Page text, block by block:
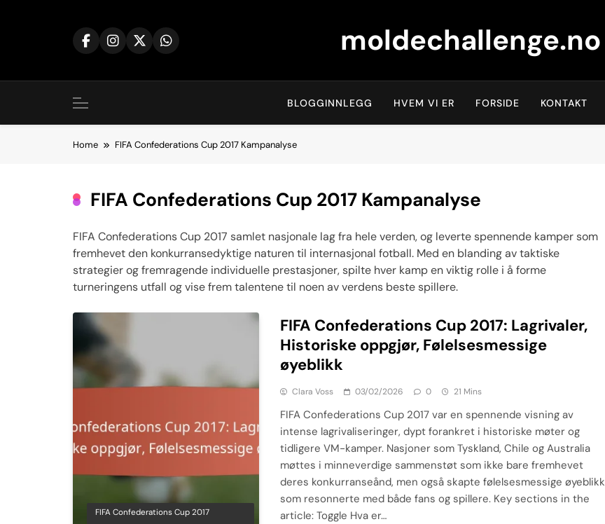
moldechallenge.no
BLOGGINNLEGG HVEM VI ER FORSIDE KONTAKT
Home FIFA Confederations Cup 2017 Kampanalyse
FIFA Confederations Cup 2017 Kampanalyse
FIFA Confederations Cup 2017 samlet nasjonale lag fra hele verden, og leverte spennende kamper som
fremhevet den konkurransedyktige naturen til internasjonal fotball. Med en blanding av taktiske
strategier og fremragende individuelle prestasjoner, spilte hver kamp en viktig rolle i å forme
turneringens utfall og vise frem talentene til noen av verdens beste spillere.
FIFA Confederations Cup 2017
FIFA Confederations Cup 2017: Lagrivaler,
Historiske oppgjør, Følelsesmessige
øyeblikk
Clara Voss 03/02/2026 0 21 Mins
FIFA Confederations Cup 2017 var en spennende visning av
intense lagrivaliseringer, dypt forankret i historiske møter og
tidligere VM-kamper. Nasjoner som Tyskland, Chile og Australia
møttes i minneverdige sammenstøt som ikke bare fremhevet
deres konkurranseånd, men også skapte følelsesmessige øyeblikk
som resonnerte med både fans og spillere. Key sections in the
article: Toggle Hva er…